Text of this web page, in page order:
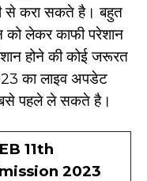
से करा सकते है। बहुत
को लेकर काफी परेशान
होने की कोई जरूरत
का लाइव अपडेट
पहले ले सकते है।
11th
2023